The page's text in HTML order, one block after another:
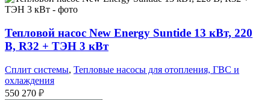
Тепловой насос New Energy Suntide 13 кВт, 220
В, R32 + ТЭН 3 кВт
Сплит системы, Тепловые насосы для отопления, ГВС и
охлаждения
550 270 ₽